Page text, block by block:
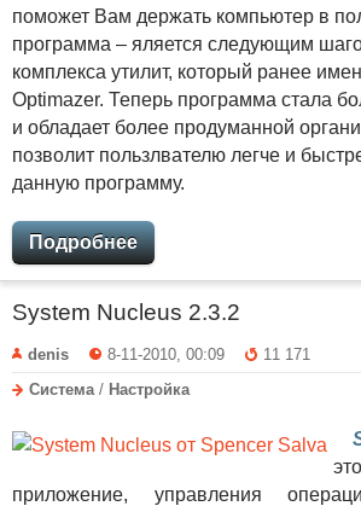
поможет Вам держать компьютер в
программа – яляется следующим
комплекса утилит, который ранее
Optimazer. Теперь программа стала
и обладает более продуманной
позволит пользлвателю легче и
данную программу.
Подробнее
System Nucleus 2.3.2
denis 8-11-2010, 00:09
11 171
Система / Настройка
приложение, управления